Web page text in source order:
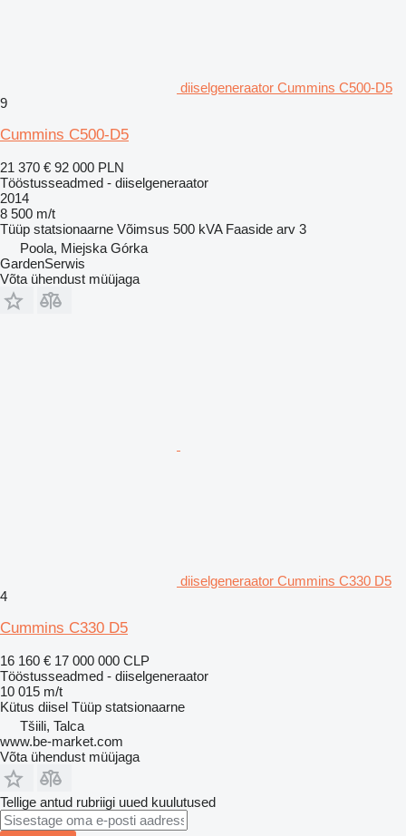
diiselgeneraator Cummins C500-D5
9
Cummins C500-D5
21 370 € 92 000 PLN
Tööstusseadmed - diiselgeneraator
2014
8 500 m/t
Tüüp statsionaarne Võimsus 500 kVA Faaside arv 3
Poola, Miejska Górka
GardenSerwis
Võta ühendust müüjaga
diiselgeneraator Cummins C330 D5
4
Cummins C330 D5
16 160 € 17 000 000 CLP
Tööstusseadmed - diiselgeneraator
10 015 m/t
Kütus diisel Tüüp statsionaarne
Tšiili, Talca
www.be-market.com
Võta ühendust müüjaga
Tellige antud rubriigi uued kuulutused